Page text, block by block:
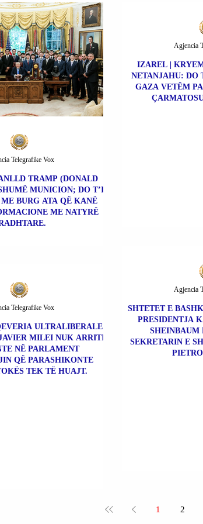
TRAMP (DONALD
MUNICION; DO T’I
BURG ATA QË KANË
ME NATYRË
Telegrafike Vox
IZAREL |
NETANJAHU: DO
GAZA VETËM
Agjencia
ULTRALIBERALE
MILEI NUK ARRITI
NË PARLAMENT
QË PARASHIKONTE
TEK TË HUAJT.
Telegrafike Vox
SHTETET E
PRESIDENTJA
SHEINBAUM
SEKRETARIN E
Agjencia
1 2